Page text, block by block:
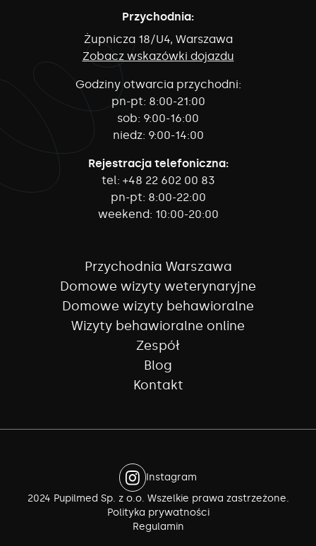
Przychodnia:
Żupnicza 18/U4, Warszawa
Zobacz wskazówki dojazdu
Godziny otwarcia przychodni:
pn-pt: 8:00-21:00
sob: 9:00-16:00
niedz: 9:00-14:00
Rejestracja telefoniczna:
tel: +48 22 602 00 83
pn-pt: 8:00-22:00
weekend: 10:00-20:00
Przychodnia Warszawa
Domowe wizyty weterynaryjne
Domowe wizyty behawioralne
Wizyty behawioralne online
Zespół
Blog
Kontakt
Instagram
2024 Pupilmed Sp. z o.o. Wszelkie prawa zastrzeżone.
Polityka prywatności
Regulamin